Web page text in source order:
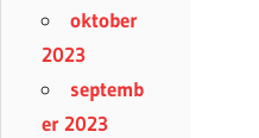
oktober
2023
septemb
er 2023